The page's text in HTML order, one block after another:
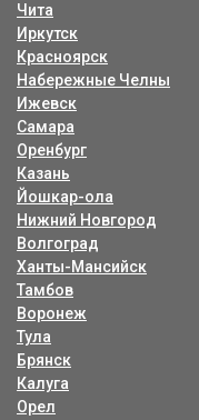
Чита
Иркутск
Красноярск
Набережные Челны
Ижевск
Самара
Оренбург
Казань
Йошкар-ола
Нижний Новгород
Волгоград
Ханты-Мансийск
Тамбов
Воронеж
Тула
Брянск
Калуга
Орел